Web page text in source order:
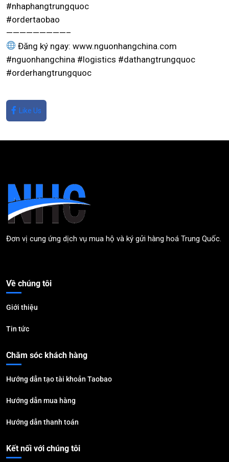
#nhaphangtrungquoc
#ordertaobao
—————————–
Đăng ký ngay: www.nguonhangchina.com
#nguonhangchina #logistics #dathangtrungquoc
#orderhangtrungquoc
Like Us
Đơn vị cung ứng dịch vụ mua hộ và ký gửi hàng hoá Trung Quốc.
Về chúng tôi
Giới thiệu
Tin tức
Chăm sóc khách hàng
Hướng dẫn tạo tài khoản Taobao
Hướng dẫn mua hàng
Hướng dẫn thanh toán
Kết nối với chúng tôi